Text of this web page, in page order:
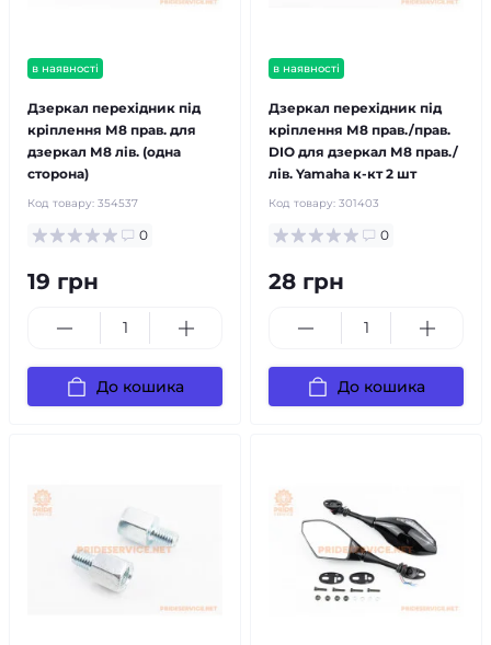
в наявності
Дзеркал перехідник під
кріплення М8 прав. для
дзеркал М8 лів. (одна
сторона)
Код товару: 354537
0
19 грн
До кошика
в наявності
Дзеркал перехідник під
кріплення М8 прав./прав.
DIO для дзеркал М8 прав./
лів. Yamaha к-кт 2 шт
Код товару: 301403
0
28 грн
До кошика